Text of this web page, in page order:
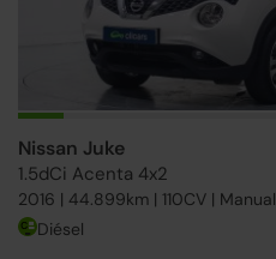
Nissan Juke
1.5dCi Acenta 4x2
2016 | 44.899km | 110CV | Manual
Diésel